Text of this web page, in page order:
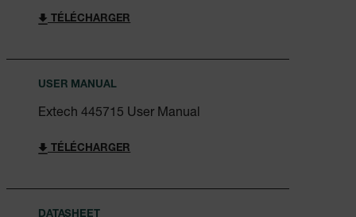
TÉLÉCHARGER
USER MANUAL
Extech 445715 User Manual
TÉLÉCHARGER